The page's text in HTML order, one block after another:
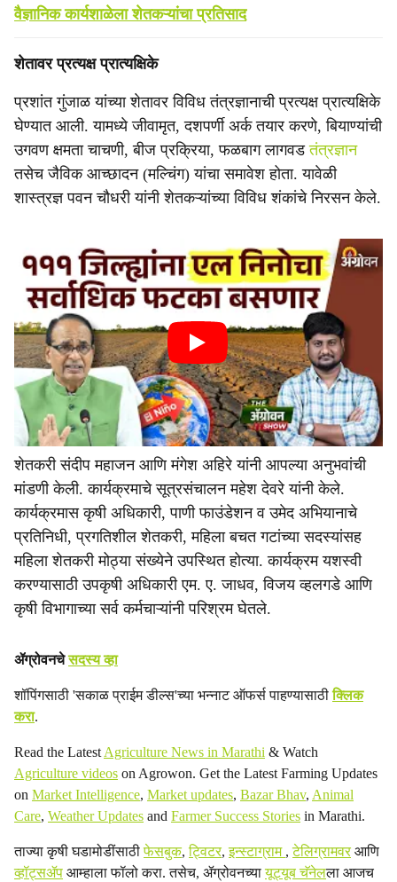
वैज्ञानिक कार्यशाळेला शेतकऱ्यांचा प्रतिसाद
शेतावर प्रत्यक्ष प्रात्यक्षिके
प्रशांत गुंजाळ यांच्या शेतावर विविध तंत्रज्ञानाची प्रत्यक्ष प्रात्यक्षिके
घेण्यात आली. यामध्ये जीवामृत, दशपर्णी अर्क तयार करणे, बियाण्यांची
उगवण क्षमता चाचणी, बीज प्रक्रिया, फळबाग लागवडतंत्रज्ञान
तसेच जैविक आच्छादन (मल्चिंग) यांचा समावेश होता. यावेळी
शास्त्रज्ञ पवन चौधरी यांनी शेतकऱ्यांच्या विविध शंकांचे निरसन केले.
शेतकरी संदीप महाजन आणि मंगेश अहिरे यांनी आपल्या अनुभवांची
मांडणी केली. कार्यक्रमाचे सूत्रसंचालन महेश देवरे यांनी केले.
कार्यक्रमास कृषी अधिकारी, पाणी फाउंडेशन व उमेद अभियानाचे
प्रतिनिधी, प्रगतिशील शेतकरी, महिला बचत गटांच्या सदस्यांसह
महिला शेतकरी मोठ्या संख्येने उपस्थित होत्या. कार्यक्रम यशस्वी
करण्यासाठी उपकृषी अधिकारी एम. ए. जाधव, विजय व्हलगडे आणि
कृषी विभागाच्या सर्व कर्मचाऱ्यांनी परिश्रम घेतले.
ॲग्रोवनचेसदस्य व्हा
शॉपिंगसाठी 'सकाळ प्राईम डील्स'च्या भन्नाट ऑफर्स पाहण्यासाठीक्लिक
करा.
Read the Latest Agriculture News in Marathi & Watch
Agriculture videos on Agrowon. Get the Latest Farming Updates
on Market Intelligence, Market updates, Bazar Bhav, Animal
Care, Weather Updates and Farmer Success Stories in Marathi.
ताज्या कृषी घडामोडींसाठीफेसबुक,ट्विटर,इन्स्टाग्राम ,टेलिग्रामवरआणि
व्हॉट्सॲप आम्हाला फॉलो करा. तसेच, ॲग्रोवनच्यायूट्यूब चॅनेलला आजच